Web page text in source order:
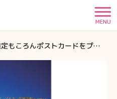
MENU
大山で限定もころんポストカードをプレゼント！もころんも遊びに行くよ♪